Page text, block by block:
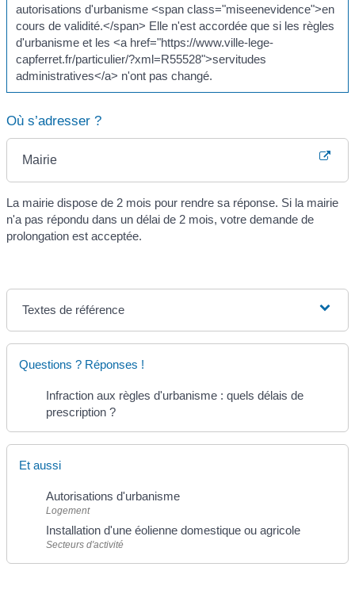
autorisations d'urbanisme <span class="miseenevidence">en
cours de validité.</span> Elle n'est accordée que si les règles
d'urbanisme et les <a href="https://www.ville-lege-
capferret.fr/particulier/?xml=R55528">servitudes
administratives</a> n'ont pas changé.
Où s’adresser ?
Mairie
La mairie dispose de 2 mois pour rendre sa réponse. Si la mairie
n'a pas répondu dans un délai de 2 mois, votre demande de
prolongation est acceptée.
Textes de référence
Questions ? Réponses !
Infraction aux règles d'urbanisme : quels délais de
prescription ?
Et aussi
Autorisations d'urbanisme
Logement
Installation d'une éolienne domestique ou agricole
Secteurs d'activité